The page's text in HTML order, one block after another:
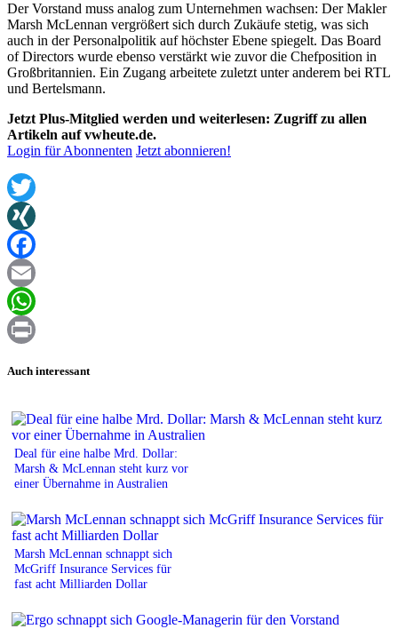
Der Vorstand muss analog zum Unternehmen wachsen: Der Makler
Marsh McLennan vergrößert sich durch Zukäufe stetig, was sich
auch in der Personalpolitik auf höchster Ebene spiegelt. Das Board
of Directors wurde ebenso verstärkt wie zuvor die Chefposition in
Großbritannien. Ein Zugang arbeitete zuletzt unter anderem bei RTL
und Bertelsmann.
Jetzt Plus-Mitglied werden und weiterlesen: Zugriff zu allen
Artikeln auf vwheute.de.
Login für Abonnenten Jetzt abonnieren!
Twitter
XING
Facebook
Email
WhatsApp
Auch interessant
Deal für eine halbe Mrd. Dollar:
Marsh & McLennan steht kurz vor
einer Übernahme in Australien
Marsh McLennan schnappt sich
McGriff Insurance Services für
fast acht Milliarden Dollar